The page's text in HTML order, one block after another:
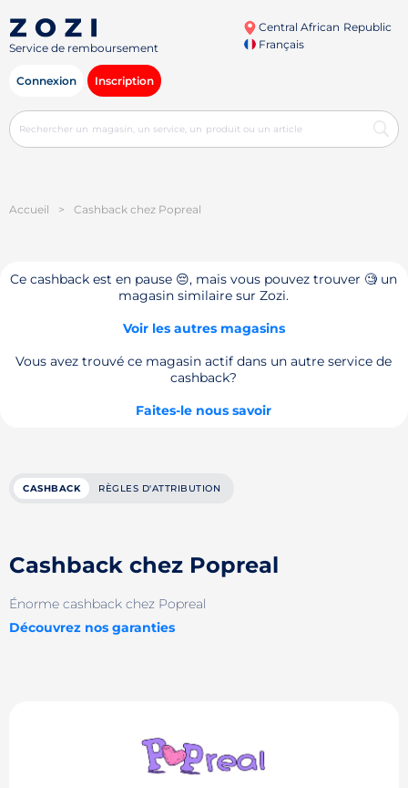
Service de remboursement
Central African Republic
Français
Connexion Inscription
Accueil > Cashback chez Popreal
Ce cashback est en pause 😔, mais vous pouvez trouver 🧐 un
magasin similaire sur Zozi.
Voir les autres magasins
Vous avez trouvé ce magasin actif dans un autre service de
cashback?
Faites-le nous savoir
CASHBACK RÈGLES D'ATTRIBUTION
Cashback chez Popreal
Énorme cashback chez Popreal
Découvrez nos garanties